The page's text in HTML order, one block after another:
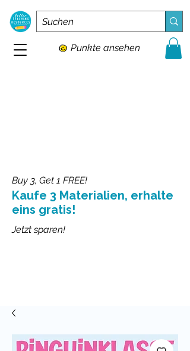
Punkte ansehen
Jetzt sparen!
Kaufe 3 Materialien, erhalte
eins gratis!
Buy 3, Get 1 FREE!